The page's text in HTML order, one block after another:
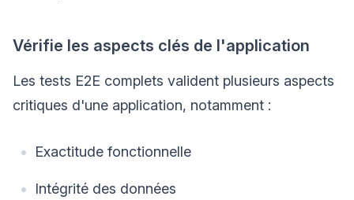
Vérifie les aspects clés de l'application
Les tests E2E complets valident plusieurs aspects
critiques d'une application, notamment :
Exactitude fonctionnelle
Intégrité des données